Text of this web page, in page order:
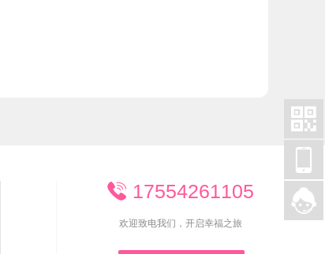
 17554261105
欢迎致电我们，开启幸福之旅

